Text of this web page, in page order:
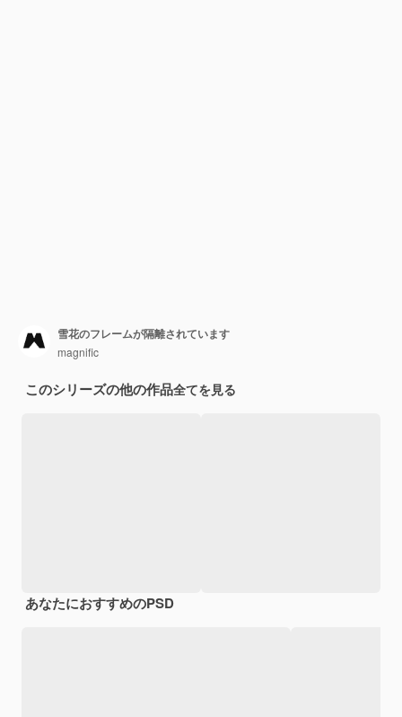
雪花のフレームが隔離されています
magnific
このシリーズの他の作品全てを見る
あなたにおすすめのPSD